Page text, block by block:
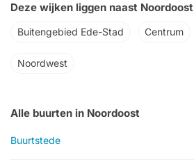
Deze wijken liggen naast Noordoost
Buitengebied Ede-Stad Centrum
Noordwest
Alle buurten in Noordoost
Buurtstede